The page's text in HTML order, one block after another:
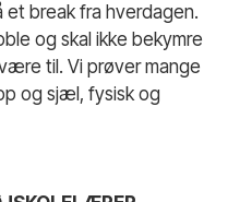
et break fra hverdagen.
og skal ikke bekymre
til. Vi prøver mange
og sjæl, fysisk og